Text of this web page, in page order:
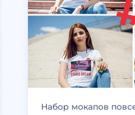
Набор мокапов